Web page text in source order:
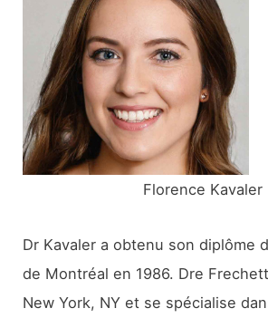
:
Florence Kavaler
Dr Kavaler a obtenu son diplôme
de Montréal en 1986. Dre
New York, NY et se spécialise